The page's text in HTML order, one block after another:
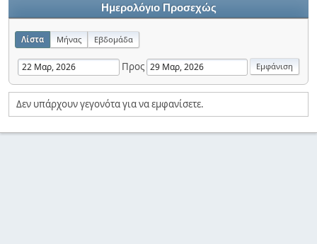
Ημερολόγιο Προσεχώς
Λίστα Μήνας Εβδομάδα
Προς
Δεν υπάρχουν γεγονότα για να εμφανίσετε.